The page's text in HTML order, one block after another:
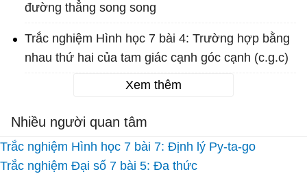
đường thẳng song song
Trắc nghiệm Hình học 7 bài 4: Trường hợp bằng
nhau thứ hai của tam giác cạnh góc cạnh (c.g.c)
Xem thêm
Nhiều người quan tâm
Trắc nghiệm Hình học 7 bài 7: Định lý Py-ta-go
Trắc nghiệm Đại số 7 bài 5: Đa thức